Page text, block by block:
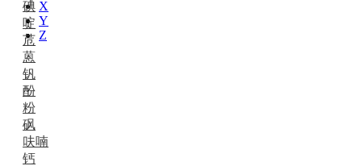
X
Y
Z
碘
啶
苊
蒽
钒
酚
粉
砜
呋喃
钙